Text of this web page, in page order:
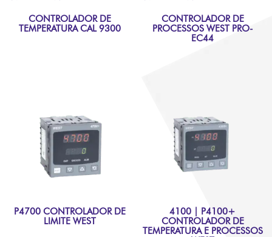
CONTROLADOR DE
TEMPERATURA CAL 9300
CONTROLADOR DE
PROCESSOS WEST PRO-
EC44
P4700 CONTROLADOR DE
LIMITE WEST
4100 | P4100+
CONTROLADOR DE
TEMPERATURA E PROCESSOS